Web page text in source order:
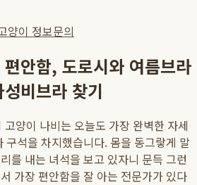
양이 정보문의
안함, 도로시와 여름브라
비브라 찾기
양이 나비는 오늘도 가장 완벽한 자세
구석을 차지했습니다. 몸을 동그랗게 말
를 내는 녀석을 보고 있자니 문득 그런
가장 편안함을 잘 아는 전문가가 있다